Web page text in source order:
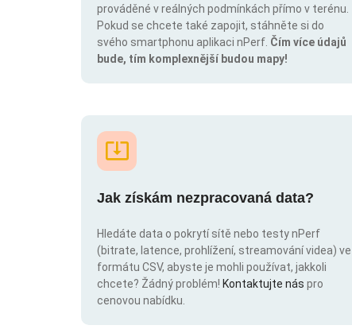
prováděné v reálných podmínkách přímo v terénu.
Pokud se chcete také zapojit, stáhněte si do
svého smartphonu aplikaci nPerf. Čím více údajů
bude, tím komplexnější budou mapy!
Jak získám nezpracovaná data?
Hledáte data o pokrytí sítě nebo testy nPerf
(bitrate, latence, prohlížení, streamování videa) ve
formátu CSV, abyste je mohli používat, jakkoli
chcete? Žádný problém! Kontaktujte nás pro
cenovou nabídku.